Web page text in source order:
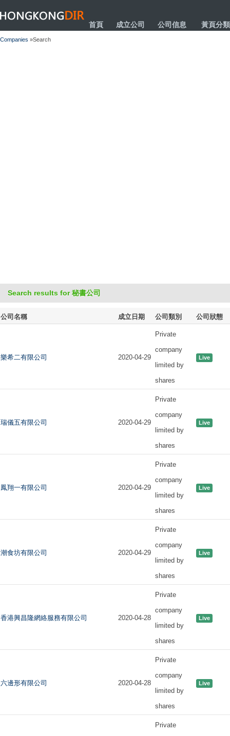
HONGKONGDIR
首頁 成立公司 公司信息 黃頁分類
Companies »Search
Search results for 秘書公司
公司名稱 成立日期 公司類別 公司狀態
樂希二有限公司 2020-04-29
Private
company
limited by
shares
Live
瑞儀五有限公司 2020-04-29
Private
company
limited by
shares
Live
鳳翔一有限公司 2020-04-29
Private
company
limited by
shares
Live
潮食坊有限公司 2020-04-29
Private
company
limited by
shares
Live
香港興昌隆網絡服務有限公司 2020-04-28
Private
company
limited by
shares
Live
六邊形有限公司 2020-04-28
Private
company
limited by
shares
Live
Private